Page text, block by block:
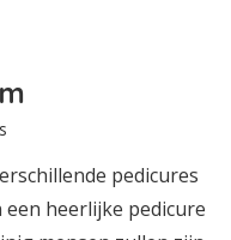
pedicures
een heerlijke pedicure